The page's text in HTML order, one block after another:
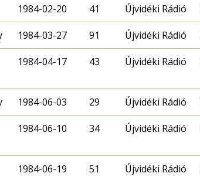
1984-02-20 41 Újvidéki Rádió
1984-03-27 91 Újvidéki Rádió
1984-04-17 43 Újvidéki Rádió
1984-06-03 29 Újvidéki Rádió
1984-06-10 34 Újvidéki Rádió
1984-06-19 51 Újvidéki Rádió